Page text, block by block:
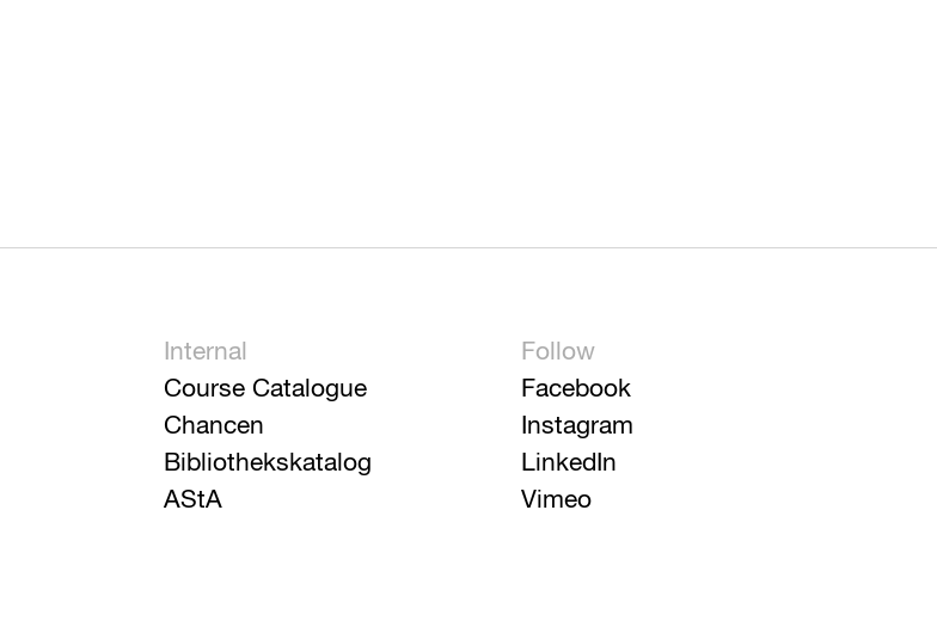
Internal
Course Catalogue
Chancen
Bibliothekskatalog
AStA
Follow
Facebook
Instagram
LinkedIn
Vimeo